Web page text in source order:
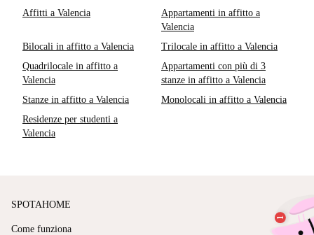
Affitti a Valencia
Appartamenti in affitto a
Valencia
Bilocali in affitto a Valencia
Trilocale in affitto a Valencia
Quadrilocale in affitto a
Valencia
Appartamenti con più di 3
stanze in affitto a Valencia
Stanze in affitto a Valencia
Monolocali in affitto a Valencia
Residenze per studenti a
Valencia
SPOTAHOME
Come funziona